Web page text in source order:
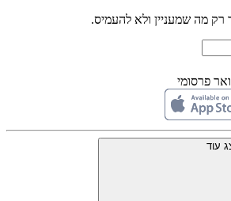
רק מה שמעניין ולא להעמיס.
פרסומי
עוד